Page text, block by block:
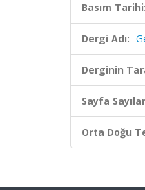
Basım Tarihi:
Dergi Adı:
Derginin
Sayfa
Orta Doğu